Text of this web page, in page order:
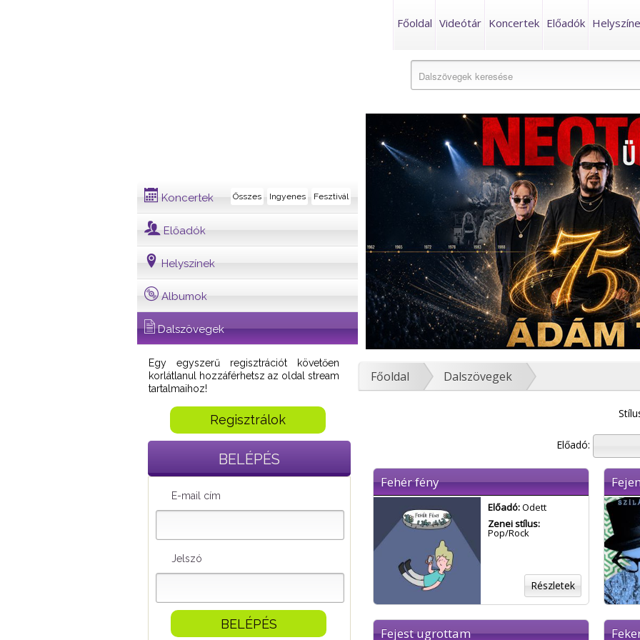
Főoldal Videótár Koncertek Előadók
Koncertek Fesztivál
Ingyenes
Összes
Előadók
Helyszínek
Albumok
Dalszövegek
Egy egyszerű regisztrációt követően
korlátlanul hozzáférhetsz az oldal stream
tartalmaihoz!
Regisztrálok
BELÉPÉS
E-mail cím
Jelszó
Főoldal Dalszövegek
Előadó:
Fehér fény
Előadó:Odett
Zenei stílus:
Pop/Rock
Részletek
Fejest ugrottam